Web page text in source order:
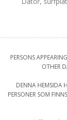
PERSONS
OTHER
DENNA HEMSIDA
PERSONER SOM